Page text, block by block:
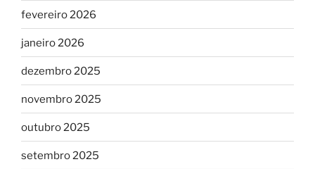
fevereiro 2026
janeiro 2026
dezembro 2025
novembro 2025
outubro 2025
setembro 2025